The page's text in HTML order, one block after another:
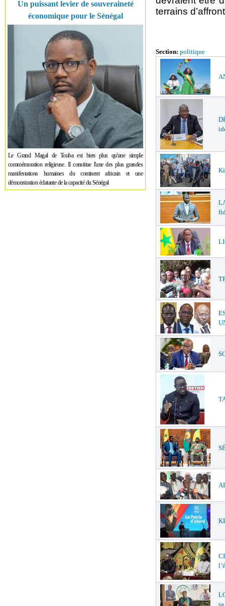
Un puissant levier de souveraineté
économique pour le Sénégal
Le Grand Magal de Touba est bien plus qu'une simple
commémoration religieuse. Il constitue l'une des plus grandes
manifestations humaines du continent africain et une
démonstration éclatante de la capacité du Sénégal
terrains
Section: politique